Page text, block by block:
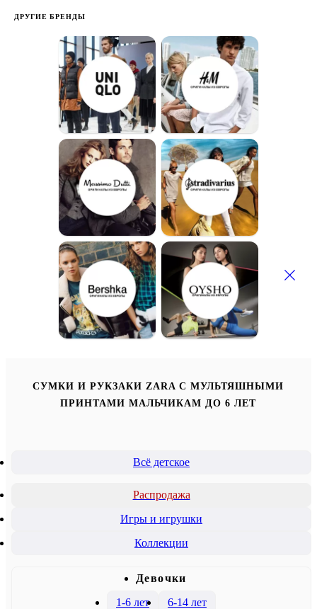
ДРУГИЕ БРЕНДЫ
СУМКИ И РУКЗАКИ ZARA С МУЛЬТЯШНЫМИ
ПРИНТАМИ МАЛЬЧИКАМ ДО 6 ЛЕТ
Всё детское
Распродажа
Игры и игрушки
Коллекции
Девочки
1-6 лет
6-14 лет